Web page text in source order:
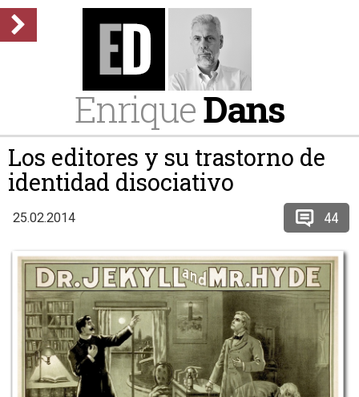
EnriqueDans
Los editores y su trastorno de
identidad disociativo
25.02.2014 44